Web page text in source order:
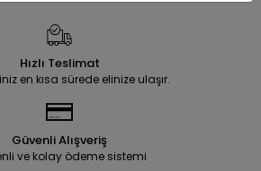
Hızlı Teslimat
en kısa sürede elinize ulaşır.
Güvenli Alışveriş
ve kolay ödeme sistemi